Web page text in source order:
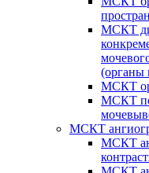
МСКТ
(органы
МСКТ
МСКТ
МСКТ
МСКТ